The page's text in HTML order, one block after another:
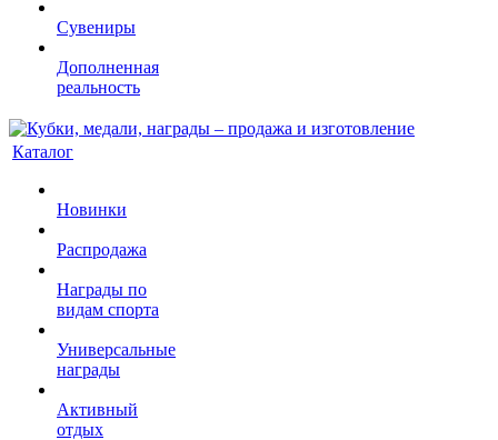
Сувениры
Дополненная
реальность
Каталог
Новинки
Распродажа
Награды по
видам спорта
Универсальные
награды
Активный
отдых